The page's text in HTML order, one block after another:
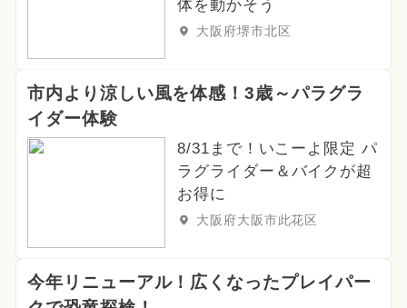
体を動かそう
大阪府堺市北区
市内より涼しい風を体感！3歳～パラグラ
イダー体験
8/31まで！いこーよ限定 パ
ラグライダー＆バイクが超
お得に
大阪府大阪市此花区
今年リニューアル！広くなったプレイパー